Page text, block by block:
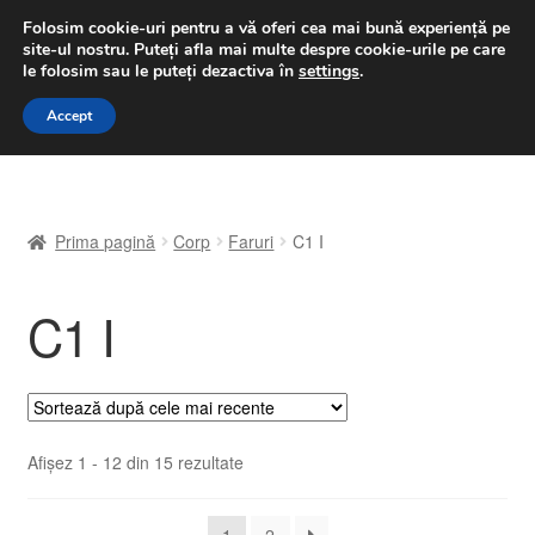
LIVRARE de la 33 lei
luni-vineri 9 a.m. - 4 p.m.031 229 6816
Sari
Sari
A lua legatura
Contul meu
Coș
Despre noi
Prima pagină Corp Faruri C1 I
C1 I
Afișez 1 - 12 din 15 rezultateSortat
cele
Folosim cookie-uri pentru a vă oferi cea mai bună experiență pe
site-ul nostru. Puteți afla mai multe despre cookie-urile pe care
le folosim sau le puteți dezactiva în settings.
Accept